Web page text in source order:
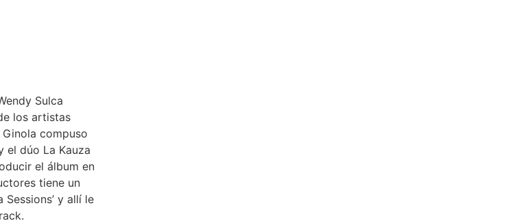
Sulca
los artistas
compuso
el dúo La Kauza
el álbum en
tiene un
Sessions’ y allí le